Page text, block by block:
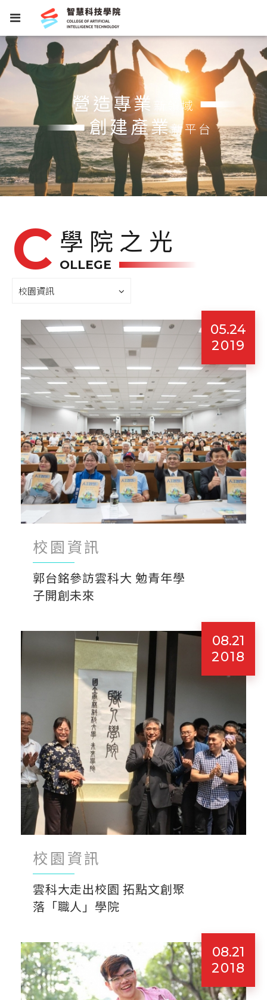
營造專業 新領域
創建產業新平台
學院之光
OLLEGE
05.24
2019
校園資訊
郭台銘參訪雲科大 勉青年學
子開創未來
08.21
2018
校園資訊
雲科大走出校園 拓點文創聚
落「職人」學院
08.21
2018
校園資訊